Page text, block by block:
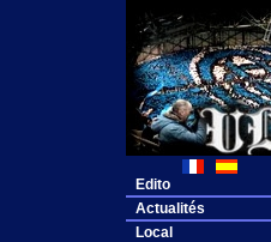
Edito
Actualités
Local